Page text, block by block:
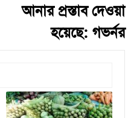
আনার প্রস্তাব দেওয়া
হয়েছে: গভর্নর